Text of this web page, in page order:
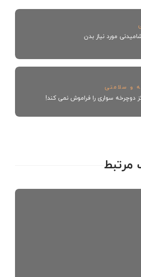
مورد نیاز بدن
و سلامتی
دوچرخه سواری را فراموش نمی کند!
مرتبط